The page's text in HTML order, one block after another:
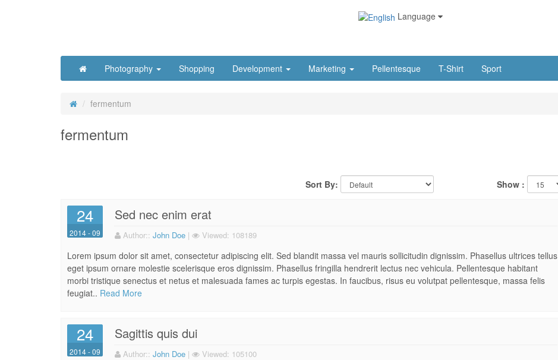
Language
Photography Shopping Development Marketing Pellentesque T-Shirt Sport
fermentum
fermentum
Sort By: Show :
24
2014 - 09
Sed nec enim erat
Author:: John Doe | Viewed: 108189
Lorem ipsum dolor sit amet, consectetur adipiscing elit. Sed blandit massa vel mauris sollicitudin dignissim. Phasellus ultrices tellus
eget ipsum ornare molestie scelerisque eros dignissim. Phasellus fringilla hendrerit lectus nec vehicula. Pellentesque habitant
morbi tristique senectus et netus et malesuada fames ac turpis egestas. In faucibus, risus eu volutpat pellentesque, massa felis
feugiat.. Read More
24
2014 - 09
Sagittis quis dui
Author:: John Doe | Viewed: 105100